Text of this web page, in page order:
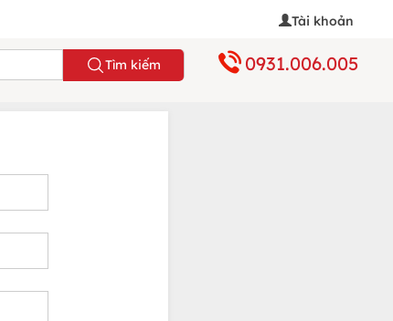
Tài khoản
Tìm kiếm 0931.006.005